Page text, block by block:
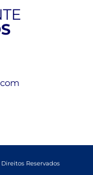
Direitos Reservados